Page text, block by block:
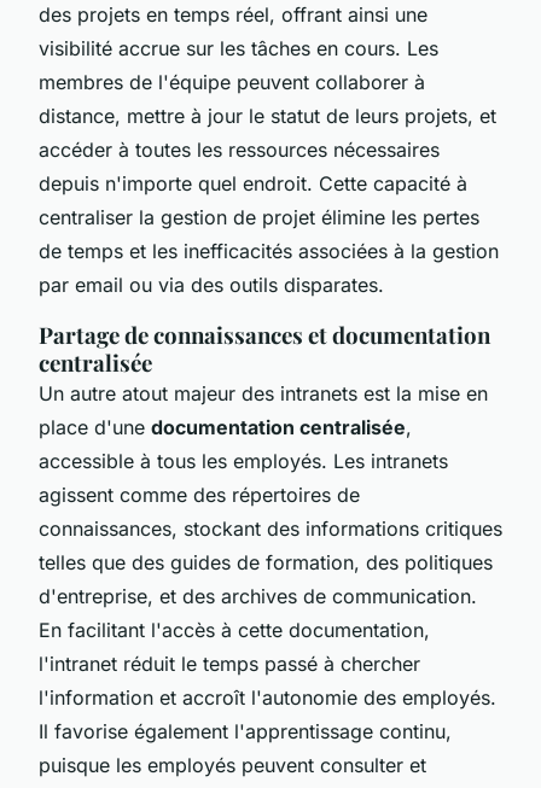
des projets en temps réel, offrant ainsi une
visibilité accrue sur les tâches en cours. Les
membres de l'équipe peuvent collaborer à
distance, mettre à jour le statut de leurs projets, et
accéder à toutes les ressources nécessaires
depuis n'importe quel endroit. Cette capacité à
centraliser la gestion de projet élimine les pertes
de temps et les inefficacités associées à la gestion
par email ou via des outils disparates.
Partage de connaissances et documentation
centralisée
Un autre atout majeur des intranets est la mise en
place d'une documentation centralisée,
accessible à tous les employés. Les intranets
agissent comme des répertoires de
connaissances, stockant des informations critiques
telles que des guides de formation, des politiques
d'entreprise, et des archives de communication.
En facilitant l'accès à cette documentation,
l'intranet réduit le temps passé à chercher
l'information et accroît l'autonomie des employés.
Il favorise également l'apprentissage continu,
puisque les employés peuvent consulter et